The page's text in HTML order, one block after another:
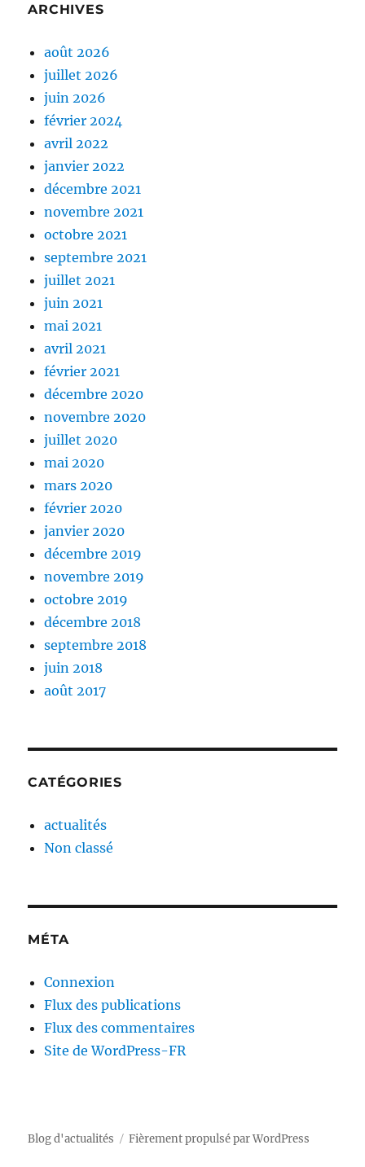
ARCHIVES
août 2026
juillet 2026
juin 2026
février 2024
avril 2022
janvier 2022
décembre 2021
novembre 2021
octobre 2021
septembre 2021
juillet 2021
juin 2021
mai 2021
avril 2021
février 2021
décembre 2020
novembre 2020
juillet 2020
mai 2020
mars 2020
février 2020
janvier 2020
décembre 2019
novembre 2019
octobre 2019
décembre 2018
septembre 2018
juin 2018
août 2017
CATÉGORIES
actualités
Non classé
MÉTA
Connexion
Flux des publications
Flux des commentaires
Site de WordPress-FR
Blog d'actualités Fièrement propulsé par WordPress